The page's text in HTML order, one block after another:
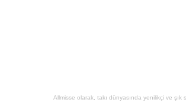
Allmisse olarak, takı dünyasında yenilikçi ve